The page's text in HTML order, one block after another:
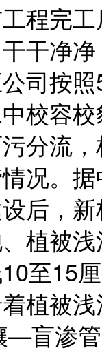
完工
干净
司按
校容
分流
况。
后，
植被
至15
植被
盲渗